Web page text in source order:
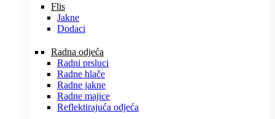
Flis
Jakne
Dodaci
Radna odjeća
Radni prsluci
Radne hlače
Radne jakne
Radne majice
Reflektirajuća odjeća